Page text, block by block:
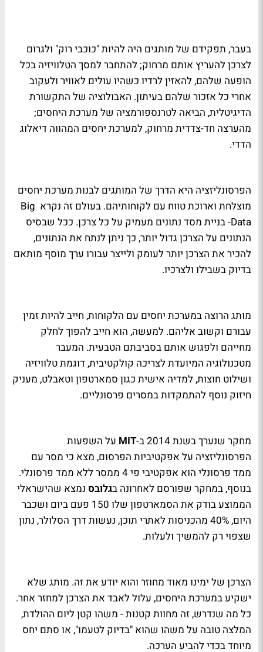
בעבר, תפקידם של מותגים היה להיות "כוכבי רוק" ולגרום
לצרכן להעריץ אותם מרחוק; להתחבר למסך הטלוויזיה בכל
הופעה שלהם, להאזין לרדיו כשהיו עולים לאוויר ולעקוב
אחרי כל אזכור שלהם בעיתון. האבולוציה של התקשורת
הדיגיטלית, הביאה לטרנספורמציה של מערכת היחסים;
מהערצה חד-צדדית מרחוק, למערכת יחסים המהווה דיאלוג
הדדי.
הפרסונליזציה היא הדרך של המותגים לבנות מערכת יחסים
מוצלחת וארוכת טווח עם לקוחותיהם. בעולם זה נקרא Big
Data- בניית מסד נתונים מעמיק על כל צרכן. ככל שבסיס
הנתונים על הצרכן גדול יותר, כך ניתן לנתח את הנתונים,
להכיר את הצרכן יותר לעומק ולייצר עבורו ערך מוסף מותאם
בדיוק בשבילו ולצרכיו.
מותג הרוצה במערכת יחסים עם הלקוחות, חייב להיות זמין
עבורם וקשוב אליהם. למעשה, הוא חייב להפוך לחלק
מחייהם ולפגוש אותם בסביבתם הטבעית. המעבר
מטכנולוגיה המיועדת לצריכה קולקטיבית, דוגמת טלוויזיה
ושילוט חוצות, למדיה אישית כגון סמארטפון וטאבלט, מעניק
חיזוק נוסף להתמקדות במסרים פרסונליים.
מחקר שנערך בשנת 2014 ב- MIT על השפעות
הפרסונליזציה על אפקטיביות הפרסום, מצא כי מסר עם
ממד פרסונלי הוא אפקטיבי פי 4 ממסר ללא ממד פרסונלי.
בנוסף, במחקר שפורסם לאחרונה בגלובס נמצא שהישראלי
הממוצע בודק את הסמארטפון שלו 150 פעם ביום ושכבר
היום, 40% מהכניסות לאתרי תוכן, נעשות דרך הסלולר, נתון
שצפוי רק להמשיך ולעלות.
הצרכן של ימינו מאוד מחוזר והוא יודע את זה. מותג שלא
ישקיע במערכת היחסים, עלול לאבד את הצרכן למחזר אחר.
כל מה שנדרש, זה מחוות קטנות - משהו קטן ליום ההולדת,
המלצה טובה על משהו שהוא "בדיוק לטעמו", או סתם יחס
מיוחד בכדי להביע הערכה.